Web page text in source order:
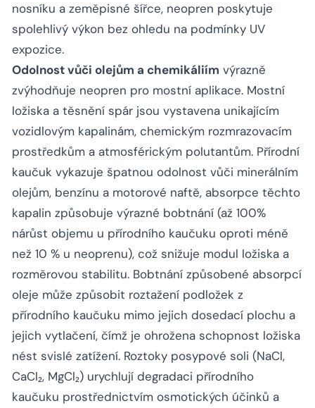
nosníku a zeměpisné šířce, neopren poskytuje
spolehlivý výkon bez ohledu na podmínky UV
expozice.
Odolnost vůči olejům a chemikáliím výrazně
zvýhodňuje neopren pro mostní aplikace. Mostní
ložiska a těsnění spár jsou vystavena unikajícím
vozidlovým kapalinám, chemickým rozmrazovacím
prostředkům a atmosférickým polutantům. Přírodní
kaučuk vykazuje špatnou odolnost vůči minerálním
olejům, benzínu a motorové naftě, absorpce těchto
kapalin způsobuje výrazné bobtnání (až 100%
nárůst objemu u přírodního kaučuku oproti méně
než 10 % u neoprenu), což snižuje modul ložiska a
rozměrovou stabilitu. Bobtnání způsobené absorpcí
oleje může způsobit roztažení podložek z
přírodního kaučuku mimo jejich dosedací plochu a
jejich vytlačení, čímž je ohrožena schopnost ložiska
nést svislé zatížení. Roztoky posypové soli (NaCl,
CaCl₂, MgCl₂) urychlují degradaci přírodního
kaučuku prostřednictvím osmotických účinků a